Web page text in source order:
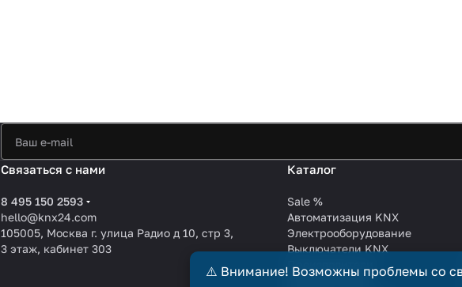
Связаться с нами
8 495 150 2593
hello@knx24.com
105005, Москва г. улица Радио д 10, стр 3,
3 этаж, кабинет 303
Каталог
Sale %
Автоматизация KNX
Электрооборудование
Выключатели KNX
Производители
KNX EIB кабели
⚠️ Внимание! Возможны проблемы со